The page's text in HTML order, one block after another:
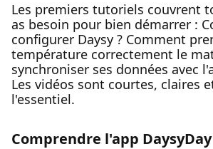
Les premiers tutoriels couvrent
as besoin pour bien démarrer :
configurer Daysy ? Comment
température correctement le
synchroniser ses données avec
Les vidéos sont courtes, claires
l'essentiel.
Comprendre l'app DaysyDay